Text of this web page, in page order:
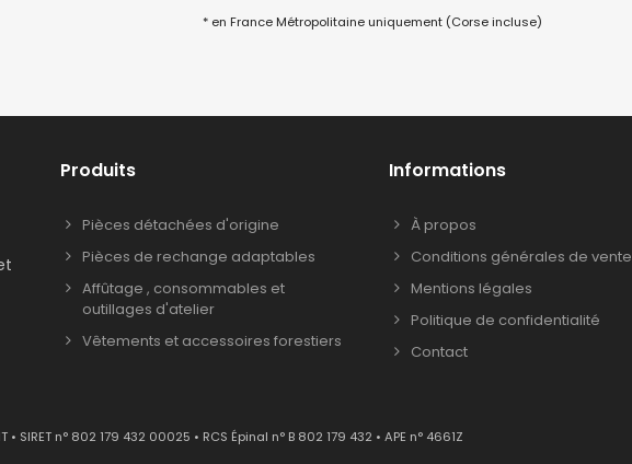
* en France Métropolitaine uniquement (Corse incluse)
Produits
Pièces détachées d'origine
Pièces de rechange adaptables
Affûtage , consommables et
outillages d'atelier
Vêtements et accessoires forestiers
Informations
À propos
Conditions générales de vente
Mentions légales
Politique de confidentialité
Contact
SIRET n° 802 179 432 00025 • RCS Épinal n° B 802 179 432 • APE n° 4661Z